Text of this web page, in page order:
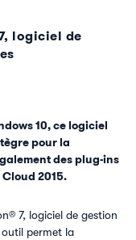
logiciel de
10, ce logiciel
pour la
des plug-ins
2015.
7, logiciel de gestion
outil permet la